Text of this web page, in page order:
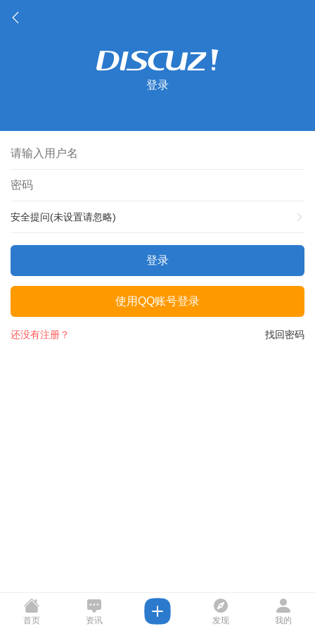
登录
安全提问(未设置请忽略)
登录
使用QQ账号登录
找回密码
还没有注册？
首页 资讯 发现 我的